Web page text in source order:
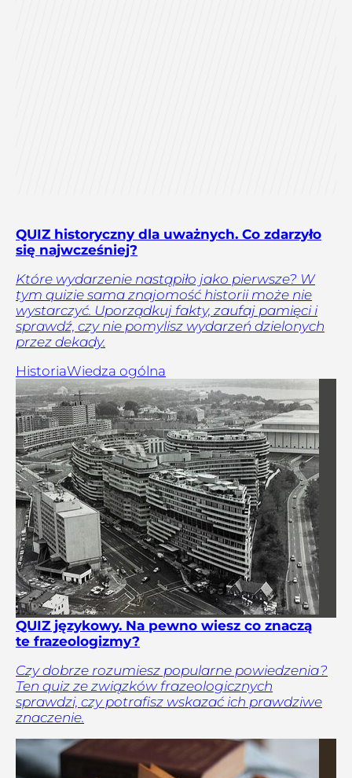
QUIZ historyczny dla uważnych. Co zdarzyło
się najwcześniej?
Które wydarzenie nastąpiło jako pierwsze? W
tym quizie sama znajomość historii może nie
wystarczyć. Uporządkuj fakty, zaufaj pamięci i
sprawdź, czy nie pomylisz wydarzeń dzielonych
przez dekady.
HistoriaWiedza ogólna
QUIZ językowy. Na pewno wiesz co znaczą
te frazeologizmy?
Czy dobrze rozumiesz popularne powiedzenia?
Ten quiz ze związków frazeologicznych
sprawdzi, czy potrafisz wskazać ich prawdziwe
znaczenie.